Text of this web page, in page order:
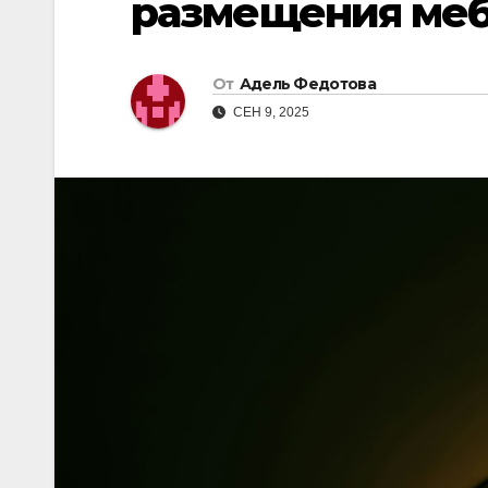
размещения
От Адель Федотова
СЕН 9, 2025